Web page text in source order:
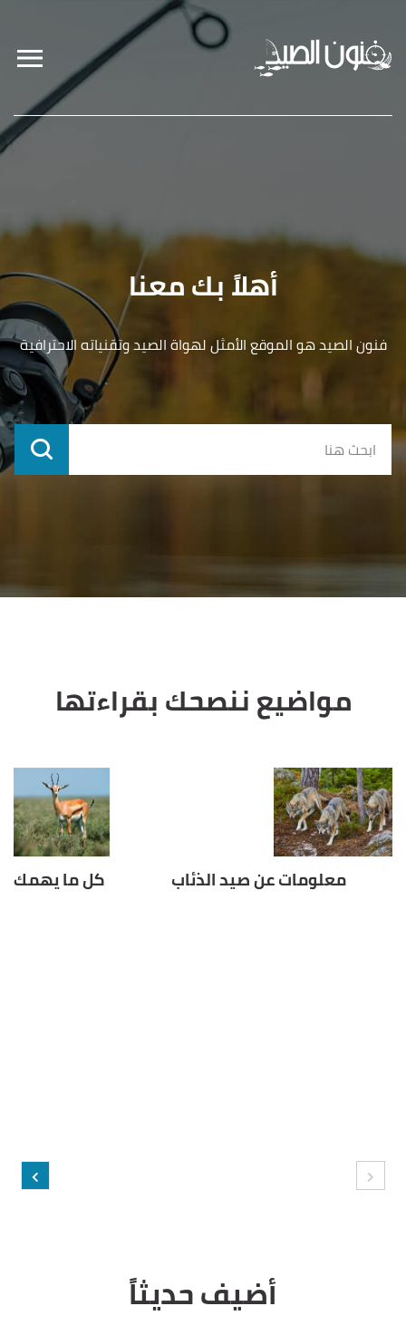
أهلاً بك معنا
فنون الصيد هو الموقع الأمثل لهواة الصيد وتقنياته الاحترافية
مواضيع ننصحك بقراءتها
معلومات عن صيد الذئاب كل ما يهمك
أضيف حديثاً